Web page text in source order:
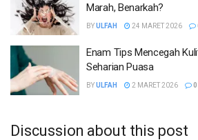
Marah, Benarkah?
BYULFAH 24 MARET 2026
Enam Tips Mencegah
Seharian Puasa
BYULFAH 2 MARET 2026 0
Discussion about this post